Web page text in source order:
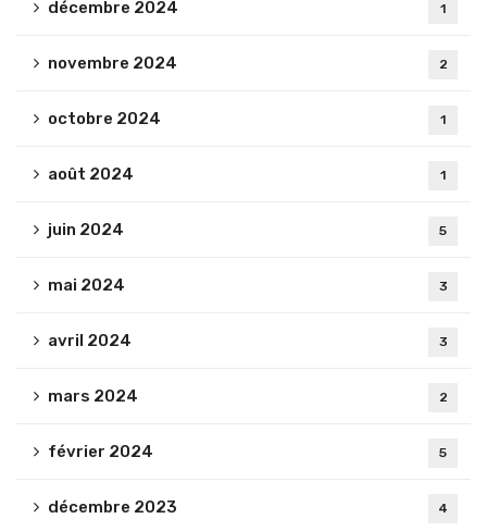
décembre 2024 1
novembre 2024 2
octobre 2024 1
août 2024 1
juin 2024 5
mai 2024 3
avril 2024 3
mars 2024 2
février 2024 5
décembre 2023 4